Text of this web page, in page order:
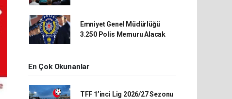
Emniyet Genel Müdürlüğü
3.250 Polis Memuru Alacak
En Çok Okunanlar
TFF 1’inci Lig 2026/27 Sezonu